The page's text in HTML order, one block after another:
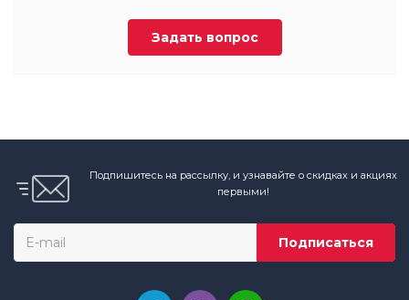
Задать вопрос
Подпишитесь на рассылку, и узнавайте о скидках и акциях
первыми!